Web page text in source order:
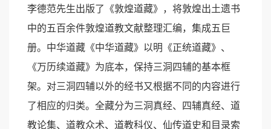
李德范先生出版了《敦煌道藏》，将敦煌出土遗书
中的五百余件敦煌道教文献整理汇编，集成五巨
册。中华道藏《中华道藏》以明《正统道藏》、
《万历续道藏》为底本，保持三洞四辅的基本框
架。对三洞四辅以外的经书又根据不同的内容进行
了相应的归类。全藏分为三洞真经、四辅真经、道
教论集、道教众术、道教科仪、仙传道史和目录索